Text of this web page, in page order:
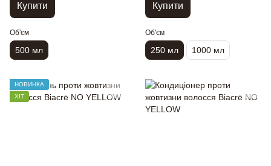
Купити
Об'єм
500 мл
Купити
Об'єм
250 мл 1000 мл
НОВИНКА
ХІТ